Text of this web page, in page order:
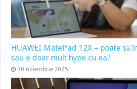
HUAWEI MatePad 12X – poate să
sau e doar mult hype cu ea?
30 noiembrie 2025